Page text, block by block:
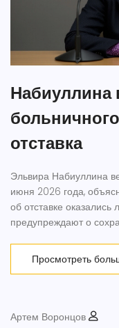
Набиуллина
отставка
Эльвира Набиуллина
июня 2026 года,
об отставке
предупреждают о
Просмотреть
Артем Воронцов